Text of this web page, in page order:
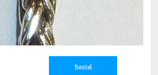
Bestel